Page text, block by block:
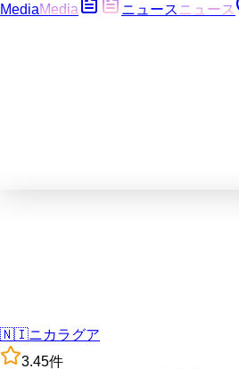
MediaMedia ニュース ニュース
🇳🇮ニカラグア
3.45件